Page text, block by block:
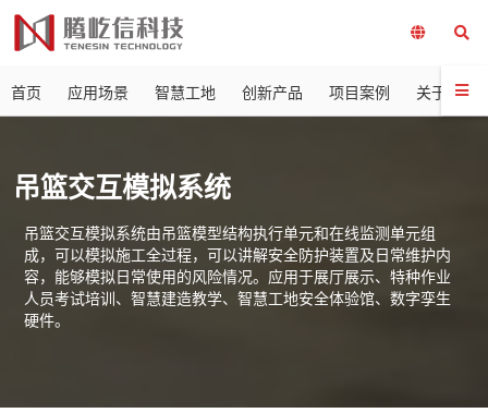
首页 应用场景 智慧工地 创新产品 项目案例 关于我们
吊篮交互模拟系统
吊篮交互模拟系统由吊篮模型结构执行单元和在线监测单元组
成，可以模拟施工全过程，可以讲解安全防护装置及日常维护内
容，能够模拟日常使用的风险情况。应用于展厅展示、特种作业
人员考试培训、智慧建造教学、智慧工地安全体验馆、数字孪生
硬件。